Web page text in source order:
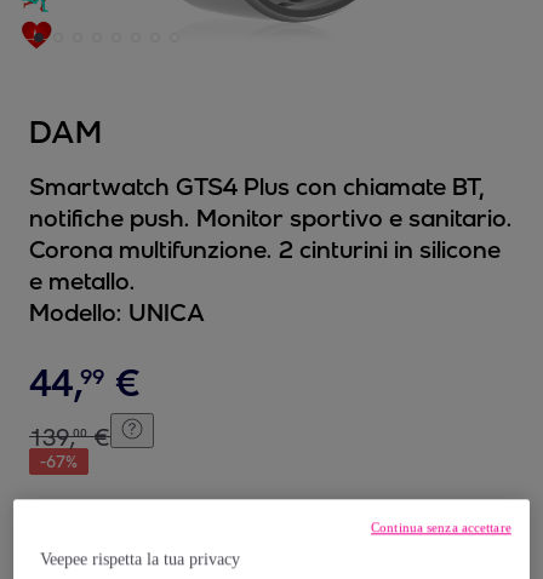
DAM
Smartwatch GTS4 Plus con chiamate BT,
notifiche push. Monitor sportivo e sanitario.
Corona multifunzione. 2 cinturini in silicone
e metallo.
Modello: UNICA
44,99 €
139,00 €
-67%
Recupero del tuo vecchio prodotto possibile,
Veepee rispetta la tua privacy
Continua senza accettare